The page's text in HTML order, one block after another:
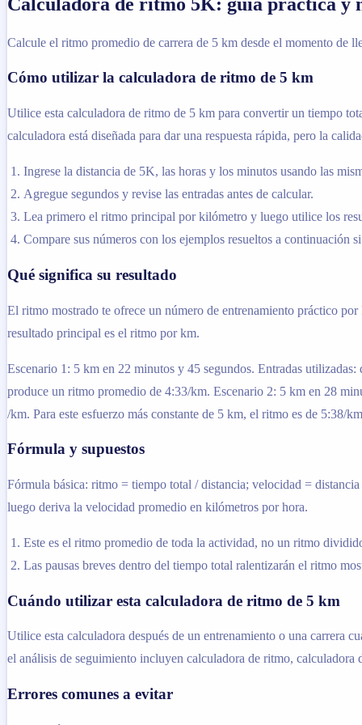
Calcule el ritmo promedio de carrera de 5 km desde el momento de
Cómo utilizar la calculadora de ritmo de 5 km
Utilice esta calculadora de ritmo de 5 km para convertir un tiempo
calculadora está diseñada para dar una respuesta rápida, pero la
Ingrese la distancia de 5K, las horas y los minutos usando las
Agregue segundos y revise las entradas antes de calcular.
Lea primero el ritmo principal por kilómetro y luego utilice los
Compare sus números con los ejemplos resueltos a continuación
Qué significa su resultado
El ritmo mostrado te ofrece un número de entrenamiento práctico
resultado principal es el ritmo por km.
Escenario 1: 5 km en 22 minutos y 45 segundos. Entradas
produce un ritmo promedio de 4:33/km. Escenario 2: 5 km en 28
/km. Para este esfuerzo más constante de 5 km, el ritmo es de 5:38/
Fórmula y supuestos
Fórmula básica: ritmo = tiempo total / distancia; velocidad =
luego deriva la velocidad promedio en kilómetros por hora.
Este es el ritmo promedio de toda la actividad, no un ritmo
Las pausas breves dentro del tiempo total ralentizarán el ritmo
Cuándo utilizar esta calculadora de ritmo de 5 km
Utilice esta calculadora después de un entrenamiento o una carrera
el análisis de seguimiento incluyen calculadora de ritmo,
Errores comunes a evitar